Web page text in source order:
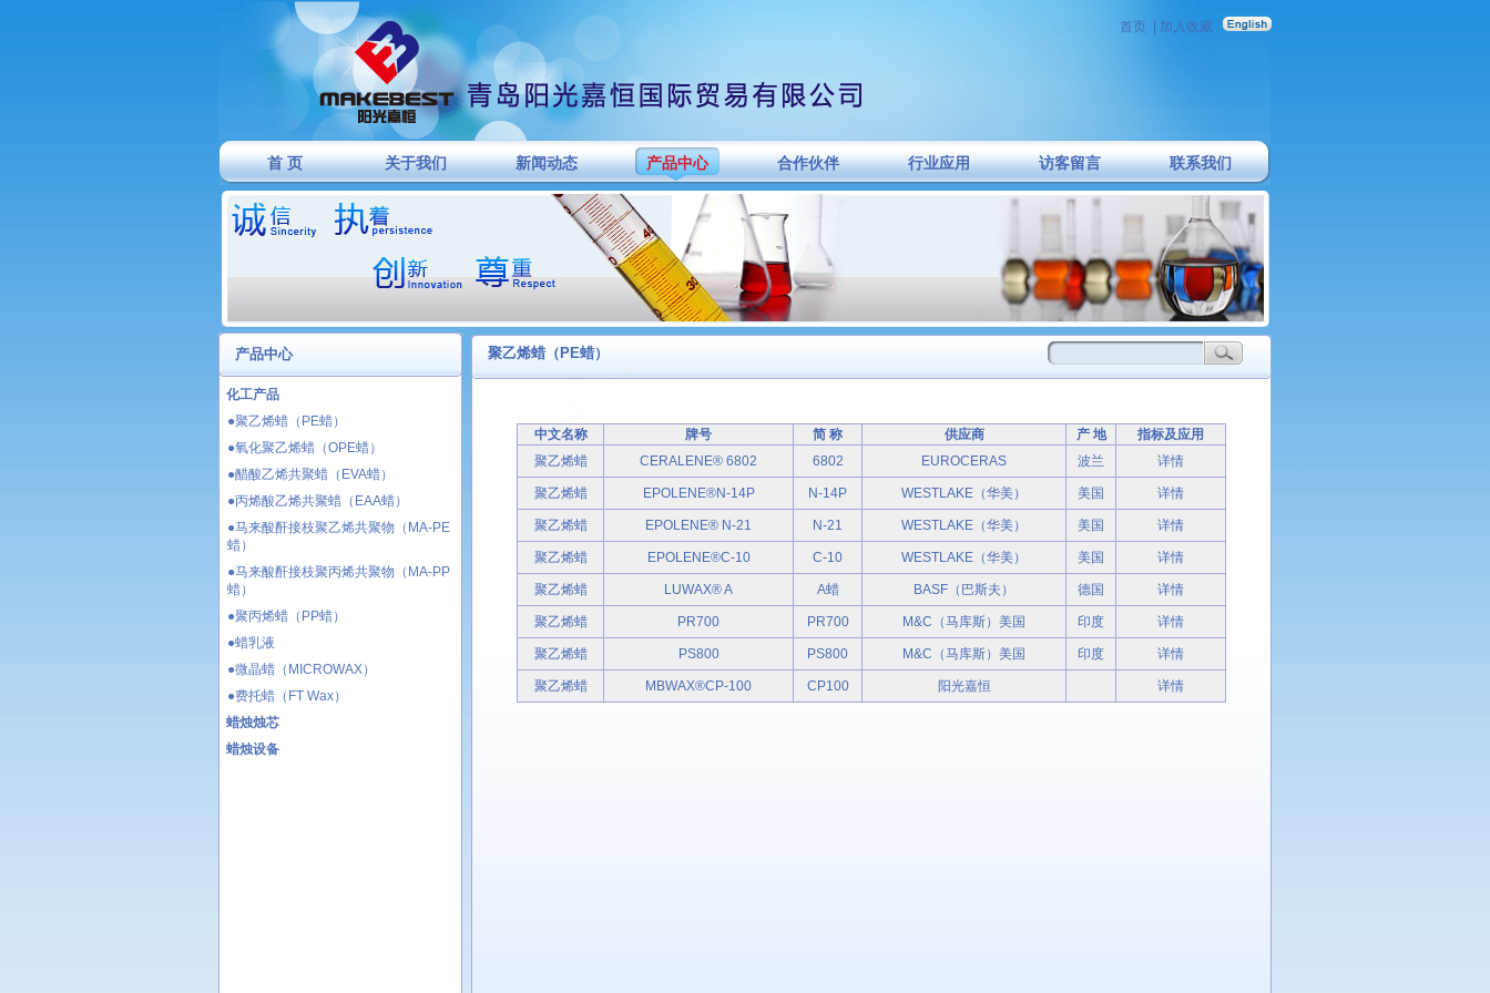
首页 加入收藏
首 页 关于我们 新闻动态 产品中心 合作伙伴 行业应用 访客留言 联系我们
聚乙烯蜡（PE蜡）
中文名称 牌号 简 称 供应商 产 地
指标及应用
聚乙烯蜡
CERALENE® 6802 6802 EUROCERAS 波兰 详情
聚乙烯蜡 EPOLENE®N-14P N-14P WESTLAKE（华美） 美国 详情
聚乙烯蜡 EPOLENE® N-21 N-21 WESTLAKE（华美） 美国 详情
聚乙烯蜡 EPOLENE®C-10 C-10 WESTLAKE（华美） 美国 详情
聚乙烯蜡 LUWAX® A A蜡 BASF（巴斯夫） 德国 详情
聚乙烯蜡 PR700 PR700 M&C（马库斯）美国 印度 详情
聚乙烯蜡 PS800 PS800 M&C（马库斯）美国 印度 详情
聚乙烯蜡 MBWAX®CP-100 CP100 阳光嘉恒 详情
产品中心
化工产品
●聚乙烯蜡（PE蜡）
●氧化聚乙烯蜡（OPE蜡）
●醋酸乙烯共聚蜡（EVA蜡）
●丙烯酸乙烯共聚蜡（EAA蜡）
●马来酸酐接枝聚乙烯共聚物（MA-PE
蜡）
●马来酸酐接枝聚丙烯共聚物（MA-PP
蜡）
●聚丙烯蜡（PP蜡）
●蜡乳液
●微晶蜡（MICROWAX）
●费托蜡（FT Wax）
蜡烛烛芯
蜡烛设备